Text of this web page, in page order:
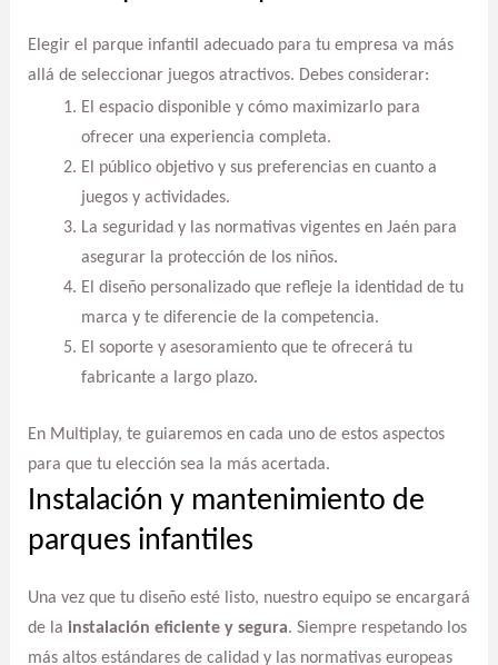
Elegir el parque infantil adecuado para tu empresa va más
allá de seleccionar juegos atractivos. Debes considerar:
El espacio disponible y cómo maximizarlo para
ofrecer una experiencia completa.
El público objetivo y sus preferencias en cuanto a
juegos y actividades.
La seguridad y las normativas vigentes en Jaén para
asegurar la protección de los niños.
El diseño personalizado que refleje la identidad de tu
marca y te diferencie de la competencia.
El soporte y asesoramiento que te ofrecerá tu
fabricante a largo plazo.
En Multiplay, te guiaremos en cada uno de estos aspectos
para que tu elección sea la más acertada.
Instalación y mantenimiento de
parques infantiles
Una vez que tu diseño esté listo, nuestro equipo se encargará
de la instalación eficiente y segura. Siempre respetando los
más altos estándares de calidad y las normativas europeas